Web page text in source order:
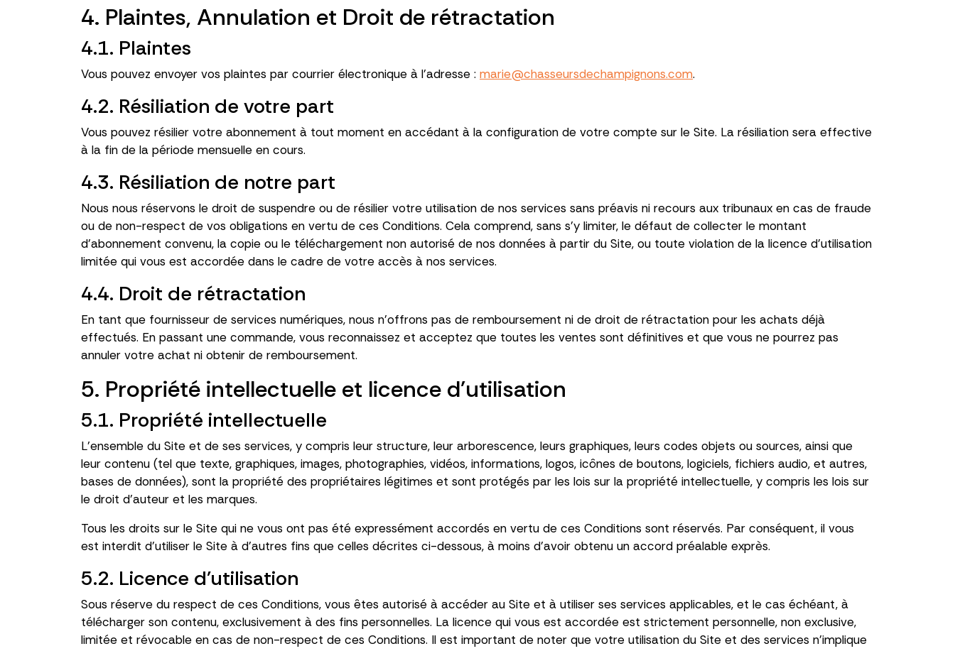
4. Plaintes, Annulation et Droit de rétractation
4.1. Plaintes
Vous pouvez envoyer vos plaintes par courrier électronique à l'adresse : marie@chasseursdechampignons.com.
4.2. Résiliation de votre part
Vous pouvez résilier votre abonnement à tout moment en accédant à la configuration de votre compte sur le Site. La résiliation sera effective
à la fin de la période mensuelle en cours.
4.3. Résiliation de notre part
Nous nous réservons le droit de suspendre ou de résilier votre utilisation de nos services sans préavis ni recours aux tribunaux en cas de fraude
ou de non-respect de vos obligations en vertu de ces Conditions. Cela comprend, sans s'y limiter, le défaut de collecter le montant
d'abonnement convenu, la copie ou le téléchargement non autorisé de nos données à partir du Site, ou toute violation de la licence d'utilisation
limitée qui vous est accordée dans le cadre de votre accès à nos services.
4.4. Droit de rétractation
En tant que fournisseur de services numériques, nous n'offrons pas de remboursement ni de droit de rétractation pour les achats déjà
effectués. En passant une commande, vous reconnaissez et acceptez que toutes les ventes sont définitives et que vous ne pourrez pas
annuler votre achat ni obtenir de remboursement.
5. Propriété intellectuelle et licence d'utilisation
5.1. Propriété intellectuelle
L'ensemble du Site et de ses services, y compris leur structure, leur arborescence, leurs graphiques, leurs codes objets ou sources, ainsi que
leur contenu (tel que texte, graphiques, images, photographies, vidéos, informations, logos, icônes de boutons, logiciels, fichiers audio, et autres,
bases de données), sont la propriété des propriétaires légitimes et sont protégés par les lois sur la propriété intellectuelle, y compris les lois sur
le droit d'auteur et les marques.
Tous les droits sur le Site qui ne vous ont pas été expressément accordés en vertu de ces Conditions sont réservés. Par conséquent, il vous
est interdit d'utiliser le Site à d'autres fins que celles décrites ci-dessous, à moins d'avoir obtenu un accord préalable exprès.
5.2. Licence d'utilisation
Sous réserve du respect de ces Conditions, vous êtes autorisé à accéder au Site et à utiliser ses services applicables, et le cas échéant, à
télécharger son contenu, exclusivement à des fins personnelles. La licence qui vous est accordée est strictement personnelle, non exclusive,
limitée et révocable en cas de non-respect de ces Conditions. Il est important de noter que votre utilisation du Site et des services n'implique